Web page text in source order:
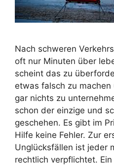
Nach schweren
oft nur Minuten über
scheint das zu
etwas falsch zu
gar nichts zu
schon der einzige und
geschehen. Es gibt im
Hilfe keine Fehler. Zur
Unglücksfällen ist jeder
rechtlich verpflichtet.